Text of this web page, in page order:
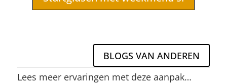
BLOGS VAN ANDEREN
Lees meer ervaringen met deze aanpak…